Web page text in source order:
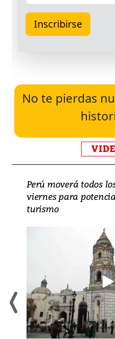
No te pierdas
Perú moverá todos
viernes para
turismo